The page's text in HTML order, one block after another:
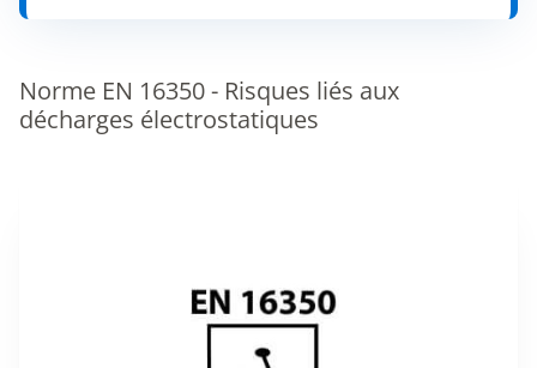
Norme EN 16350 - Risques liés aux
décharges électrostatiques